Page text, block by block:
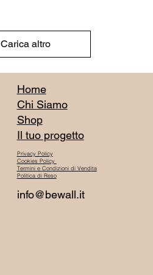
Carica altro
Home
Chi Siamo
Shop
Il tuo progetto
Privacy Policy
Cookies Policy
Termini e Condizioni di Vendita
Politica di Reso
info@bewall.it